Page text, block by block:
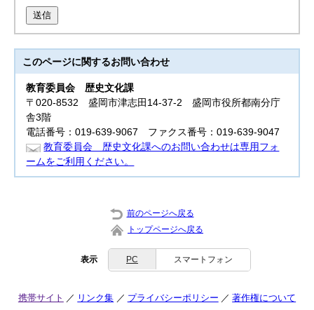
送信
このページに関するお問い合わせ
教育委員会 歴史文化課
〒020-8532 盛岡市津志田14-37-2 盛岡市役所都南分庁
舎3階
電話番号：019-639-9067 ファクス番号：019-639-9047
教育委員会 歴史文化課へのお問い合わせは専用フォ
ームをご利用ください。
前のページへ戻る
トップページへ戻る
表示 PC スマートフォン
携帯サイト リンク集 プライバシーポリシー 著作権について